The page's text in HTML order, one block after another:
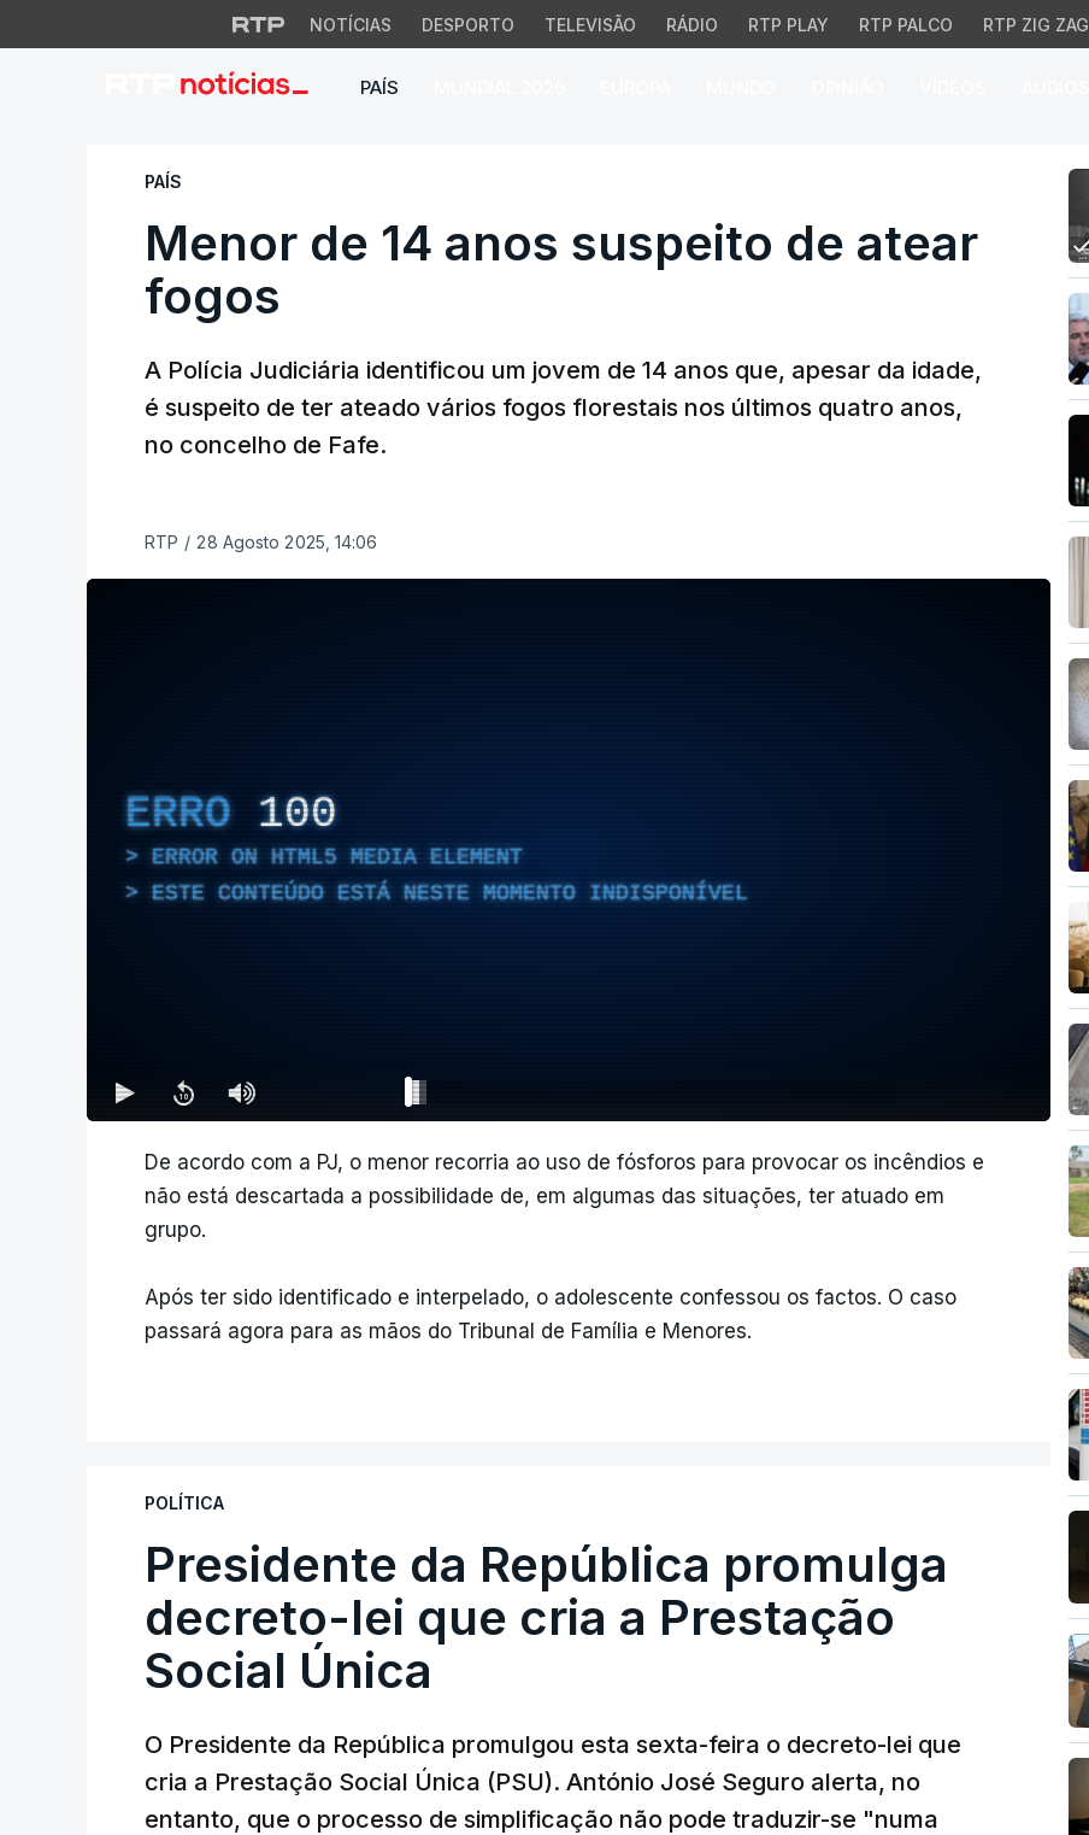
NOTÍCIAS DESPORTO TELEVISÃO RÁDIO RTP PLAY RTP PALCO RTP ZIG ZAG
PAÍS
Menor de 14 anos suspeito de atear fogos
PAÍS
Menor de 14 anos suspeito de atear
fogos
A Polícia Judiciária identificou um jovem de 14 anos que, apesar da idade,
é suspeito de ter ateado vários fogos florestais nos últimos quatro anos,
no concelho de Fafe.
RTP / 28 Agosto 2025, 14:06
ERRO 100
ERROR ON HTML5 MEDIA ELEMENT
ESTE CONTEÚDO ESTÁ NESTE MOMENTO INDISPONÍVEL
De acordo com a PJ, o menor recorria ao uso de fósforos para provocar os incêndios e
não está descartada a possibilidade de, em algumas das situações, ter atuado em
grupo.
Após ter sido identificado e interpelado, o adolescente confessou os factos. O caso
passará agora para as mãos do Tribunal de Família e Menores.
POLÍTICA
Presidente da República promulga
decreto-lei que cria a Prestação
Social Única
O Presidente da República promulgou esta sexta-feira o decreto-lei que
cria a Prestação Social Única (PSU). António José Seguro alerta, no
entanto, que o processo de simplificação não pode traduzir-se "numa